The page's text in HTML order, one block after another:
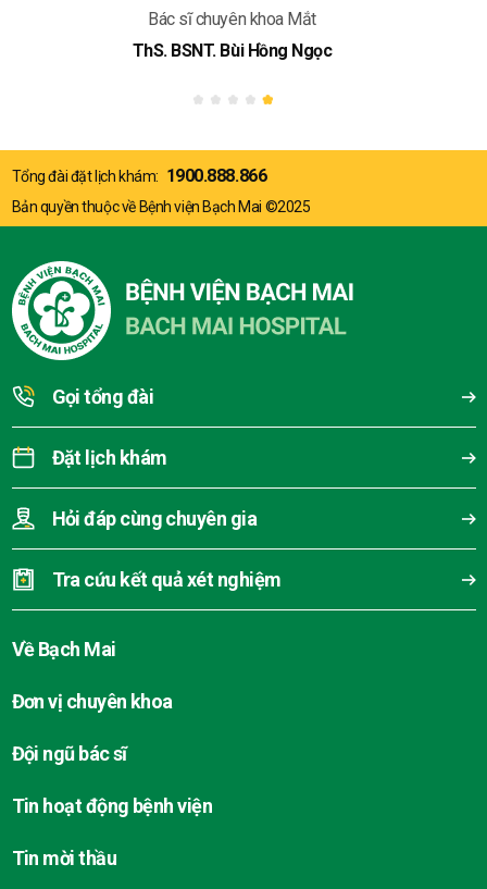
Bác sĩ chuyên khoa Mắt
ThS. BSNT. Bùi Hồng Ngọc
Tổng đài đặt lịch khám: 1900.888.866
Bản quyền thuộc về Bệnh viện Bạch Mai ©2025
Gọi tổng đài
Đặt lịch khám
Hỏi đáp cùng chuyên gia
Tra cứu kết quả xét nghiệm
Về Bạch Mai
Đơn vị chuyên khoa
Đội ngũ bác sĩ
Tin hoạt động bệnh viện
Tin mời thầu